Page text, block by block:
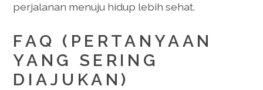
perjalanan menuju hidup lebih sehat.
FAQ (PERTANYAAN
YANG SERING
DIAJUKAN)